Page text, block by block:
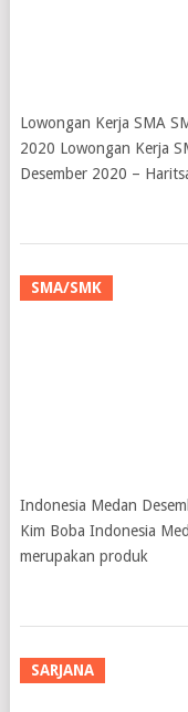
Lowongan Kerja SMA
2020 Lowongan Kerja
Desember 2020 –
Indonesia Medan
Kim Boba Indonesia
merupakan produk